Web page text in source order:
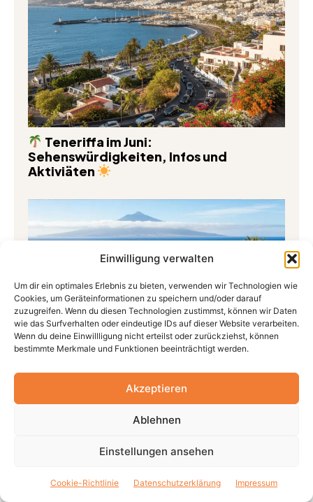
Einwilligung verwalten
Um dir ein optimales Erlebnis zu bieten, verwenden wir Technologien wie
Cookies, um Geräteinformationen zu speichern und/oder darauf
zuzugreifen. Wenn du diesen Technologien zustimmst, können wir Daten
wie das Surfverhalten oder eindeutige IDs auf dieser Website verarbeiten.
Wenn du deine Einwillligung nicht erteilst oder zurückziehst, können
bestimmte Merkmale und Funktionen beeinträchtigt werden.
Akzeptieren
Ablehnen
Einstellungen ansehen
Cookie-Richtlinie Datenschutzerklärung Impressum
Teneriffa im Juni:
Sehenswürdigkeiten, Infos und
Aktiviäten
Teneriffa im Mai:
Sehenswürdigkeiten, Infos und